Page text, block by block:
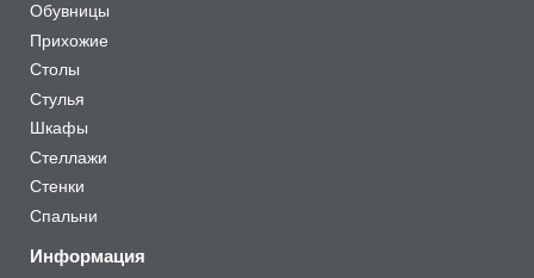
Обувницы
Прихожие
Столы
Стулья
Шкафы
Стеллажи
Стенки
Спальни
Информация